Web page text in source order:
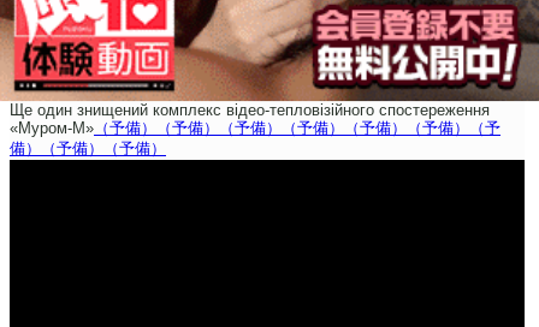
Ще один знищений комплекс відео-тепловізійного спостереження
«Муром-М» （予備） （予備） （予備） （予備） （予備） （予備）
（予
備）
（予備） （予備）